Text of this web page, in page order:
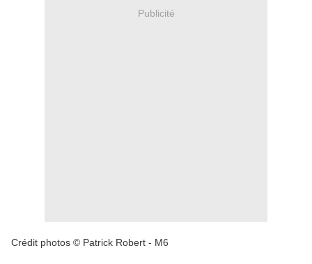
Publicité
Crédit photos © Patrick Robert - M6